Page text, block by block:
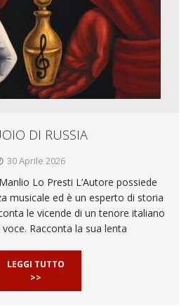
DI RUSSIA
30 Aprile 2026
Lo Presti L’Autore possiede
musicale ed è un esperto di storia
le vicende di un tenore italiano
Racconta la sua lenta
LEGGI TUTTO
>>